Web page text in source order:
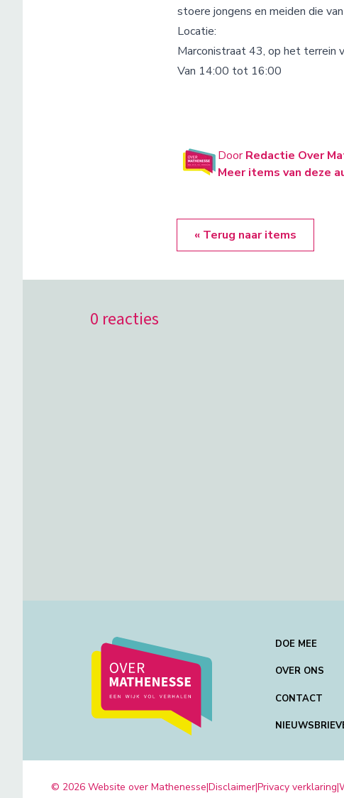
stoere jongens en meiden die
Locatie:
Marconistraat 43, op het terrein
Van 14:00 tot 16:00
DoorRedactie Over
Meer items van deze
« Terug naar items
0 reacties
DOE MEE
OVER ONS
CONTACT
© 2026 Website over Mathenesse|Disclaimer|Privacy verklaring|